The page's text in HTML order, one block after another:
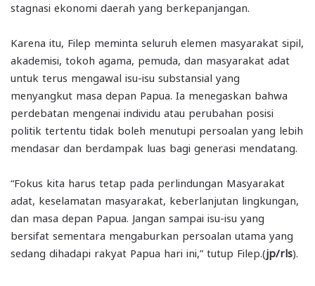
stagnasi ekonomi daerah yang berkepanjangan.
Karena itu, Filep meminta seluruh elemen masyarakat sipil,
akademisi, tokoh agama, pemuda, dan masyarakat adat
untuk terus mengawal isu-isu substansial yang
menyangkut masa depan Papua. Ia menegaskan bahwa
perdebatan mengenai individu atau perubahan posisi
politik tertentu tidak boleh menutupi persoalan yang lebih
mendasar dan berdampak luas bagi generasi mendatang.
“Fokus kita harus tetap pada perlindungan Masyarakat
adat, keselamatan masyarakat, keberlanjutan lingkungan,
dan masa depan Papua. Jangan sampai isu-isu yang
bersifat sementara mengaburkan persoalan utama yang
sedang dihadapi rakyat Papua hari ini,” tutup Filep.(jp/rls).